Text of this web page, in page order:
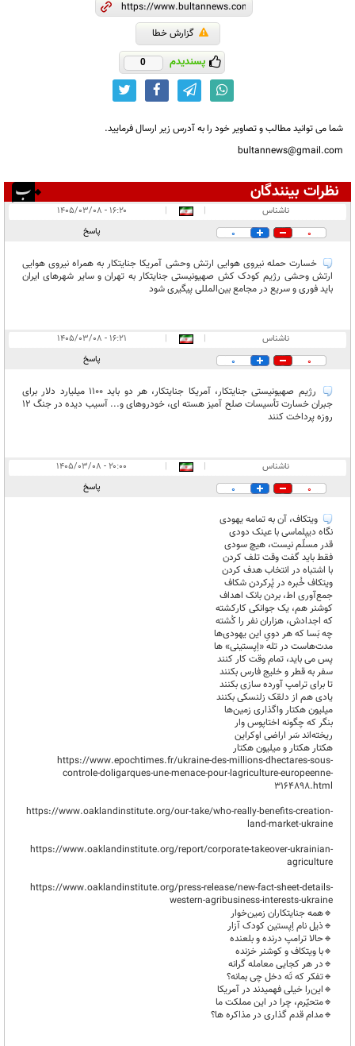
گزارش خطا
پسندیدم 0
شما می توانید مطالب و تصاویر خود را به آدرس زیر ارسال فرمایید.
bultannews@gmail.com
نظرات بینندگان
در انتظار بررسی:
ناشناس |
|
۱۶:۲۰ - ۱۴۰۵/۰۳/۰۸
0
0 پاسخ
خسارت حمله نیروی هوایی ارتش وحشی آمریکا جنایتکار به همراه نیروی هوایی
ارتش وحشی رژیم کودک کش صهیونیستی جنایتکار به تهران و سایر شهرهای ایران
باید فوری و سریع در مجامع بین‌المللی پیگیری ‌شود
ناشناس |
|
۱۶:۲۱ - ۱۴۰۵/۰۳/۰۸
0
0 پاسخ
رژیم صهیونیستی جنایتکار، آمریکا جنایتکار، هر دو باید ۱۱۰۰ میلیارد دلار برای
جبران خسارت تأسیسات صلح آمیز هسته ای، خودروهای و... آسیب دیده در جنگ ۱۲
روزه پرداخت کنند
ناشناس |
|
۲۰:۰۰ - ۱۴۰۵/۰۳/۰۸
0
0 پاسخ
ویتکاف، آن به تمامه یهودی
نگاه دیپلماسی با عینک دودی
قدر مسلّم نیست، هیچ سودی
فقط باید گفت وقت تلف کردن
با اشتباه در انتخاب هدف کردن
ویتکاف خُبره در پُرکردن شکاف
جمع‌آوری اط، بردن بانک اهداف
کوشنر هم، یک جوانکی کارکشته
که اجدادش، هزاران نفر را کُشته
چه بَسا که هر دویِ این یهودی‌ها
مدت‌هاست در تله «اِپستینی» ها
پس می باید، تمام وقت کار کنند
سفر به قطر و خلیج فارس بکنند
تا برای ترامپ آورده سازی بکنند
یادی هم از دلقک زلنسکی بکنند
میلیون هکتار واگذاری زمین‌ها
بنگر که چگونه اختاپوس وار
ریخته‌اند سَر اراضی اوکراین
هکتار هکتار و میلیون هکتار
https://www.epochtimes.fr/ukraine-des-millions-dhectares-sous-
controle-doligarques-une-menace-pour-lagriculture-europeenne-
3164898.html
https://www.oaklandinstitute.org/our-take/who-really-benefits-creation-
land-market-ukraine
https://www.oaklandinstitute.org/report/corporate-takeover-ukrainian-
agriculture
https://www.oaklandinstitute.org/press-release/new-fact-sheet-details-
western-agribusiness-interests-ukraine
🔹️همه‌ جنایتکاران زمین‌خوار
🔹️ذیل نام اِپستین کودک آزار
🔹️حالا ترامپ درنده و بلعنده
🔹️با ویتکاف و کوشنر خزنده
🔹️در هر کجایی معامله گرانه
🔹️تفکر که تَه دخل چی بمانه؟
🔹️این‌را خیلی‌ فهمیدند در آمریکا
🔹️متحیّرم، چرا در این مملکت ما
🔹️مدام قدم گذاری در مذاکره ها؟